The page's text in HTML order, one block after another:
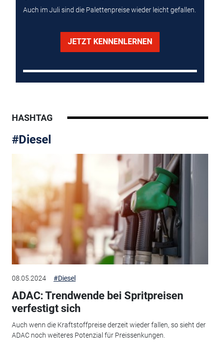
Auch im Juli sind die Palettenpreise wieder leicht gefallen.
JETZT KENNENLERNEN
HASHTAG
#Diesel
08.05.2024 #Diesel
ADAC: Trendwende bei Spritpreisen
verfestigt sich
Auch wenn die Kraftstoffpreise derzeit wieder fallen, so sieht der
ADAC noch weiteres Potenzial für Preissenkungen.